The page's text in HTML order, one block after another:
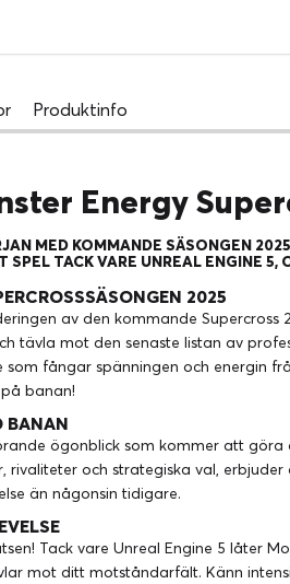
Produktinfo
Energy
MED KOMMANDE SÄSONGEN
SPEL TACK VARE UNREAL ENGINE 5,
2025
av den kommande Supercross
tävla mot den senaste listan av
som fångar spänningen och energin
banan!
BANAN
ögonblick som kommer att
rivaliteter och strategiska val,
än någonsin tidigare.
Tack vare Unreal Engine 5 låter
mot ditt motståndarfält. Känn